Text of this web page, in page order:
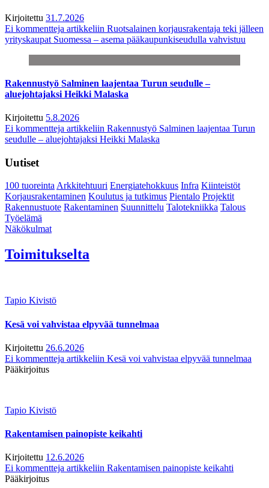
Kirjoitettu 31.7.2026
Ei kommentteja artikkeliin Ruotsalainen korjausrakentaja teki jälleen
yrityskaupat Suomessa – asema pääkaupunkiseudulla vahvistuu
Rakennustyö Salminen laajentaa Turun seudulle –
aluejohtajaksi Heikki Malaska
Kirjoitettu 5.8.2026
Ei kommentteja artikkeliin Rakennustyö Salminen laajentaa Turun
seudulle – aluejohtajaksi Heikki Malaska
Uutiset
100 tuoreintaArkkitehtuuri Energiatehokkuus Infra Kiinteistöt
Korjausrakentaminen Koulutus ja tutkimus Pientalo Projektit
Rakennustuote Rakentaminen Suunnittelu Talotekniikka Talous
Työelämä
Näkökulmat
Toimitukselta
Tapio Kivistö
Kesä voi vahvistaa elpyvää tunnelmaa
Kirjoitettu 26.6.2026
Ei kommentteja artikkeliin Kesä voi vahvistaa elpyvää tunnelmaa
Pääkirjoitus
Tapio Kivistö
Rakentamisen painopiste keikahti
Kirjoitettu 12.6.2026
Ei kommentteja artikkeliin Rakentamisen painopiste keikahti
Pääkirjoitus